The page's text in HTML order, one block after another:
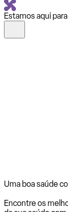
Estamos aqui
Uma boa saúde
Encontre os